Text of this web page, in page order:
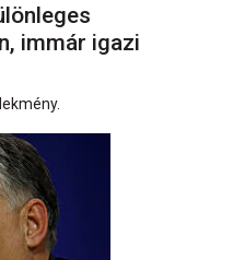
immár igazi